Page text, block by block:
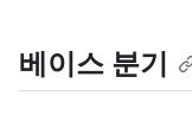
베이스 분기